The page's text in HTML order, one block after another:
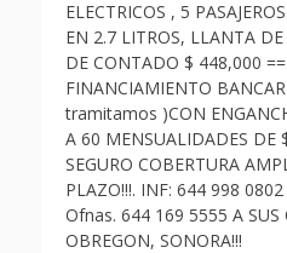
ELECTRICOS , 5
EN 2.7 LITROS, LLANTA DE
DE CONTADO $ 448,000
FINANCIAMIENTO
tramitamos )CON
A 60 MENSUALIDADES DE
SEGURO COBERTURA
PLAZO!!!. INF: 644 998
Ofnas. 644 169 5555 A SUS
OBREGON, SONORA!!!